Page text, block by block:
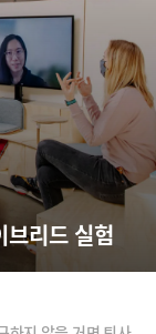
브리드 실험